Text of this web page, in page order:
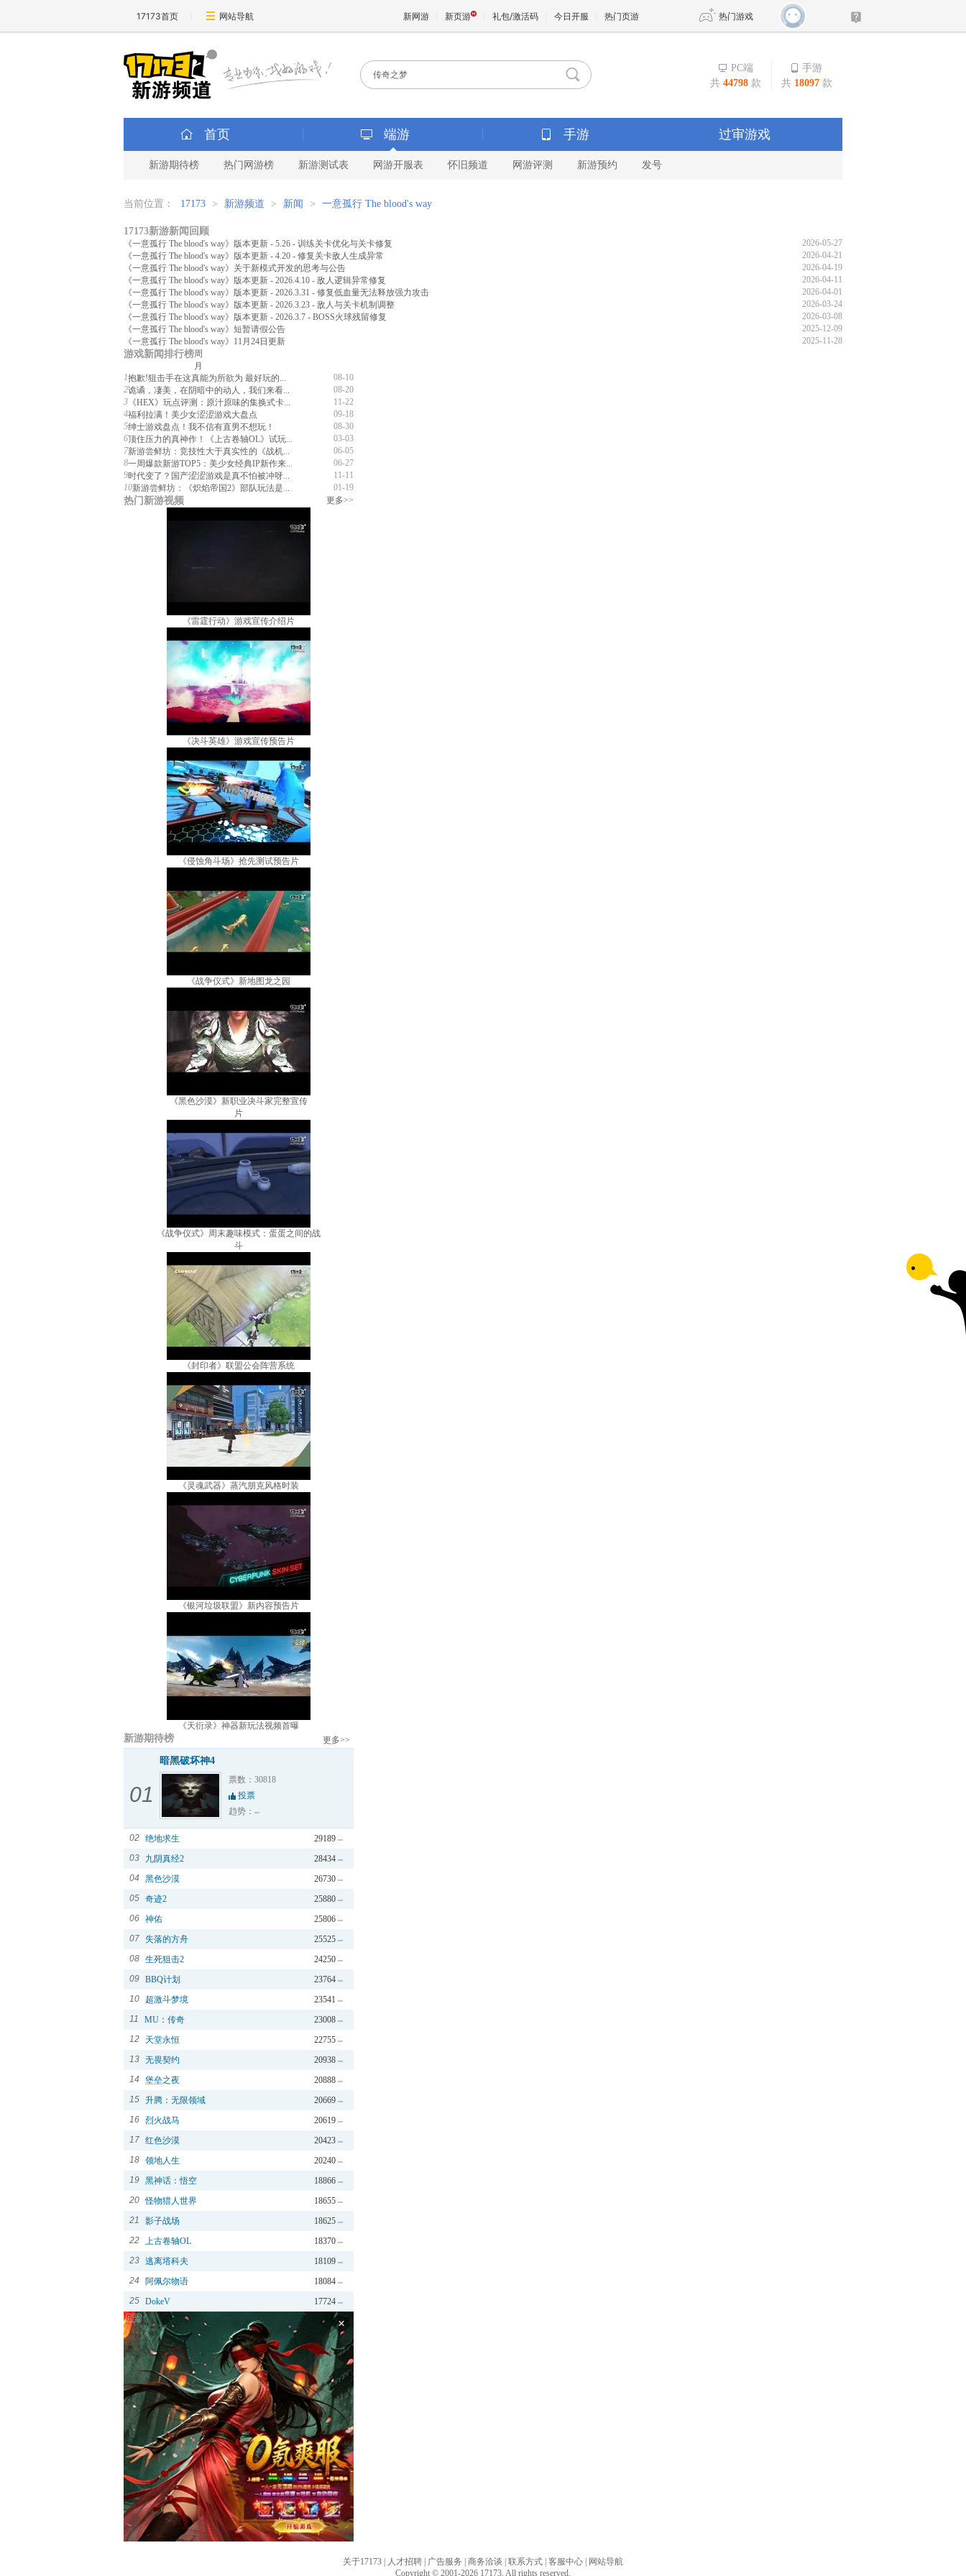
17173首页 网站导航 新网游 新页游 礼包/激活码 今日开服 热门页游 热门游戏
传奇4
新天龙八部
王权与自由
PC端
共 44798 款
手游
共 18097 款
首页 端游 手游 过审游戏
新游期待榜 热门网游榜 新游测试表 网游开服表 怀旧频道 网游评测 新游预约 发号
当前位置： 17173 > 新游频道 > 新闻 > 一意孤行 The blood's way
17173新游新闻回顾
2026-05-27
《一意孤行 The blood's way》版本更新 - 5.26 - 训练关卡优化与关卡修复
2026-04-21
《一意孤行 The blood's way》版本更新 - 4.20 - 修复关卡敌人生成异常
2026-04-19
《一意孤行 The blood's way》关于新模式开发的思考与公告
2026-04-11
《一意孤行 The blood's way》版本更新 - 2026.4.10 - 敌人逻辑异常修复
2026-04-01
《一意孤行 The blood's way》版本更新 - 2026.3.31 - 修复低血量无法释放强力攻击
2026-03-24
《一意孤行 The blood's way》版本更新 - 2026.3.23 - 敌人与关卡机制调整
2026-03-08
《一意孤行 The blood's way》版本更新 - 2026.3.7 - BOSS火球残留修复
2025-12-09
《一意孤行 The blood's way》短暂请假公告
2025-11-28
《一意孤行 The blood's way》11月24日更新
游戏新闻排行榜周
月
1
08-10
抱歉!狙击手在这真能为所欲为 最好玩的...
2
08-20
诡谲，凄美，在阴暗中的动人，我们来看...
3
11-22
《HEX》玩点评测：原汁原味的集换式卡...
4
09-18
福利拉满！美少女涩涩游戏大盘点
5
08-30
绅士游戏盘点！我不信有直男不想玩！
6
03-03
顶住压力的真神作！《上古卷轴OL》试玩...
7
06-05
新游尝鲜坊：竞技性大于真实性的《战机...
8
06-27
一周爆款新游TOP5：美少女经典IP新作来...
9
11-11
时代变了？国产涩涩游戏是真不怕被冲呀...
10
01-19
新游尝鲜坊：《炽焰帝国2》部队玩法是...
热门新游视频 更多>>
《雷霆行动》游戏宣传介绍片
《决斗英雄》游戏宣传预告片
《侵蚀角斗场》抢先测试预告片
《战争仪式》新地图龙之园
《黑色沙漠》新职业决斗家完整宣传
片
《战争仪式》周末趣味模式：蛋蛋之间的战
斗
《封印者》联盟公会阵营系统
《灵魂武器》蒸汽朋克风格时装
《银河垃圾联盟》新内容预告片
《天衍录》神器新玩法视频首曝
新游期待榜 更多>>
01
暗黑破坏神4
票数：30818
投票
趋势：
02 29189
绝地求生
03
28434
九阴真经2
04
26730
黑色沙漠
05
25880
奇迹2
06
25806
神佑
07
25525
失落的方舟
08
24250
生死狙击2
09
23764
BBQ计划
10
23541
超激斗梦境
11
23008
MU：传奇
12
22755
天堂永恒
13
20938
无畏契约
14
20888
堡垒之夜
15
20669
升腾：无限领域
16
20619
烈火战马
17
20423
红色沙漠
18
20240
领地人生
19
18866
黑神话：悟空
20
18655
怪物猎人世界
21
18625
影子战场
22
18370
上古卷轴OL
23
18109
逃离塔科夫
24
18084
阿佩尔物语
25
17724
DokeV
×
关于17173 人才招聘 广告服务 商务洽谈 联系方式 客服中心
网站导航
Copyright © 2001-2026 17173. All rights reserved.